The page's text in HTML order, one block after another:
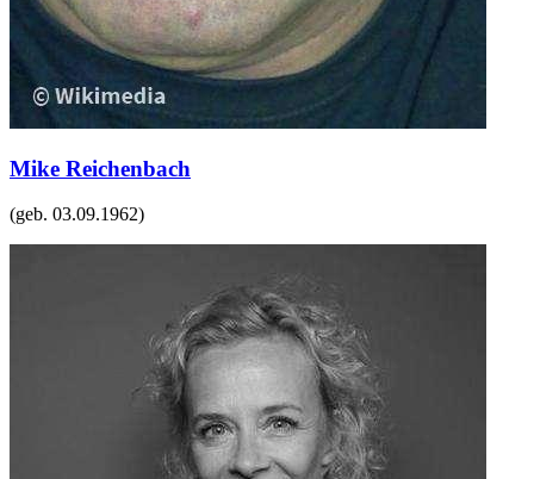
Mike Reichenbach
(geb. 03.09.1962)